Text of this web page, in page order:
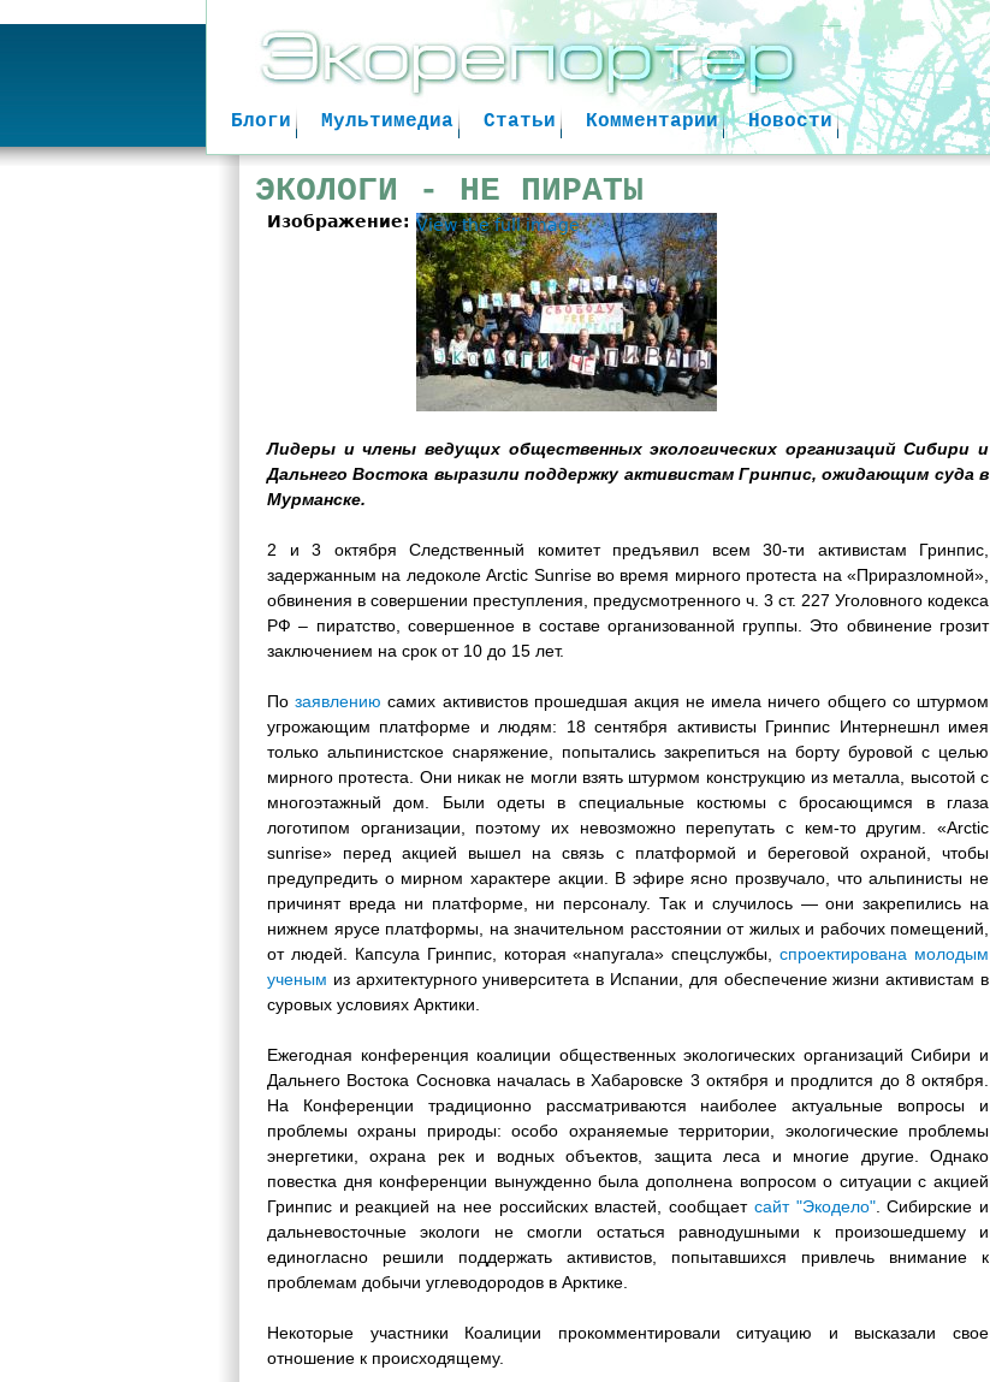
Jump to navigation
Новости
Комментарии
Статьи
Мультимедиа
Блоги
ЭКОЛОГИ - НЕ ПИРАТЫ
Изображение: View the full image
Лидеры и члены ведущих общественных экологических организаций Сибири и
Дальнего Востока выразили поддержку активистам Гринпис, ожидающим суда в
Мурманске.
2 и 3 октября Следственный комитет предъявил всем 30-ти активистам Гринпис,
задержанным на ледоколе Arctic Sunrise во время мирного протеста на «Приразломной»,
обвинения в совершении преступления, предусмотренного ч. 3 ст. 227 Уголовного кодекса
РФ – пиратство, совершенное в составе организованной группы. Это обвинение грозит
заключением на срок от 10 до 15 лет.
Позаявлениюсамих активистов прошедшая акция не имела ничего общего со штурмом
угрожающим платформе и людям: 18 сентября активисты Гринпис Интернешнл имея
только альпинистское снаряжение, попытались закрепиться на борту буровой с целью
мирного протеста. Они никак не могли взять штурмом конструкцию из металла, высотой с
многоэтажный дом. Были одеты в специальные костюмы с бросающимся в глаза
логотипом организации, поэтому их невозможно перепутать с кем-то другим. «Arctic
sunrise» перед акцией вышел на связь с платформой и береговой охраной, чтобы
предупредить о мирном характере акции. В эфире ясно прозвучало, что альпинисты не
причинят вреда ни платформе, ни персоналу. Так и случилось — они закрепились на
нижнем ярусе платформы, на значительном расстоянии от жилых и рабочих помещений,
от людей. Капсула Гринпис, которая «напугала» спецслужбы,спроектирована молодым
ученым из архитектурного университета в Испании, для обеспечение жизни активистам в
суровых условиях Арктики.
Ежегодная конференция коалиции общественных экологических организаций Сибири и
Дальнего Востока Сосновка началась в Хабаровске 3 октября и продлится до 8 октября.
На Конференции традиционно рассматриваются наиболее актуальные вопросы и
проблемы охраны природы: особо охраняемые территории, экологические проблемы
энергетики, охрана рек и водных объектов, защита леса и многие другие. Однако
повестка дня конференции вынужденно была дополнена вопросом о ситуации с акцией
Гринпис и реакцией на нее российских властей, сообщает сайт "Экодело". Сибирские и
дальневосточные экологи не смогли остаться равнодушными к произошедшему и
единогласно решили поддержать активистов, попытавшихся привлечь внимание к
проблемам добычи углеводородов в Арктике.
Некоторые участники Коалиции прокомментировали ситуацию и высказали свое
отношение к происходящему.